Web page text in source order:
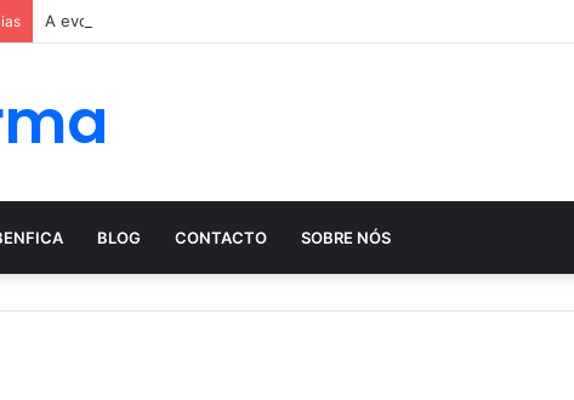
A evolução histórica das apostas ao longo dos séculos
BLOG CONTACTO SOBRE NÓS